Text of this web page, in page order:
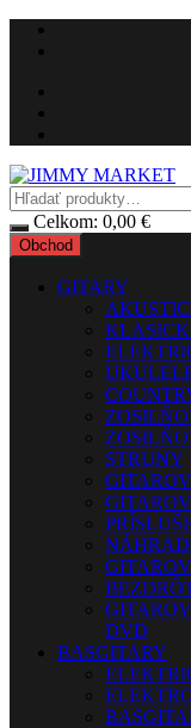
Preskočiť
Celkom: 0,00 €
Obchod
GITARY
STRUNY
DVD
BASGITARY